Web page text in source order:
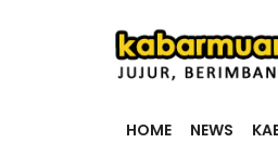
HOME NEWS